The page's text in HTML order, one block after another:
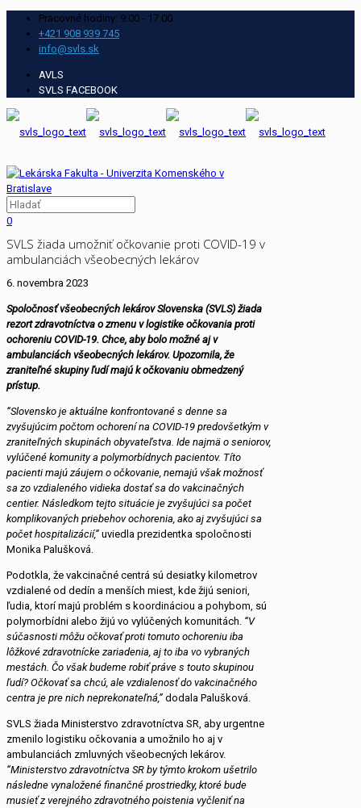
Pracovné hodiny: 9:00 - 17:00
+421 908 939 745
info@svls.sk
AVLS
SVLS FACEBOOK
0
SVLS žiada umožniť očkovanie proti COVID-19 v
ambulanciách všeobecných lekárov
6. novembra 2023
Spoločnosť všeobecných lekárov Slovenska (SVLS) žiada
rezort zdravotníctva o zmenu v logistike očkovania proti
ochoreniu COVID-19. Chce, aby bolo možné aj v
ambulanciách všeobecných lekárov. Upozornila, že
zraniteľné skupiny ľudí majú k očkovaniu obmedzený
prístup.
“Slovensko je aktuálne konfrontované s denne sa
zvyšujúcim počtom ochorení na COVID-19 predovšetkým v
zraniteľných skupinách obyvateľstva. Ide najmä o seniorov,
vylúčené komunity a polymorbídnych pacientov. Títo
pacienti majú záujem o očkovanie, nemajú však možnosť
sa zo vzdialeného vidieka dostať sa do vakcinačných
centier. Následkom tejto situácie je zvyšujúci sa počet
komplikovaných priebehov ochorenia, ako aj zvyšujúci sa
počet hospitalizácií,” uviedla prezidentka spoločnosti
Monika Palušková.
Podotkla, že vakcinačné centrá sú desiatky kilometrov
vzdialené od dedín a menších miest, kde žijú seniori,
ľudia, ktorí majú problém s koordináciou a pohybom, sú
polymorbídni alebo žijú vo vylúčených komunitách. “V
súčasnosti môžu očkovať proti tomuto ochoreniu iba
lôžkové zdravotnícke zariadenia, aj to iba vo vybraných
mestách. Čo však budeme robiť práve s touto skupinou
ľudí? Očkovať sa chcú, ale vzdialenosť do vakcinačného
centra je pre nich neprekonateľná,” dodala Palušková.
SVLS žiada Ministerstvo zdravotníctva SR, aby urgentne
zmenilo logistiku očkovania a umožnilo ho aj v
ambulanciách zmluvných všeobecných lekárov.
“Ministerstvo zdravotníctva SR by týmto krokom ušetrilo
následne vynaložené finančné prostriedky, ktoré bude
musieť z verejného zdravotného poistenia vyčleniť na